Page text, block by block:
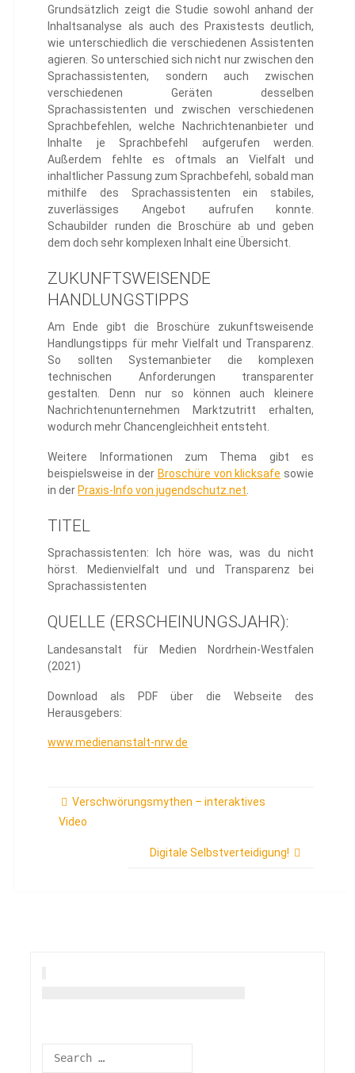
Grundsätzlich zeigt die Studie sowohl anhand der
Inhaltsanalyse als auch des Praxistests deutlich,
wie unterschiedlich die verschiedenen Assistenten
agieren. So unterschied sich nicht nur zwischen den
Sprachassistenten, sondern auch zwischen
verschiedenen Geräten desselben
Sprachassistenten und zwischen verschiedenen
Sprachbefehlen, welche Nachrichtenanbieter und
Inhalte je Sprachbefehl aufgerufen werden.
Außerdem fehlte es oftmals an Vielfalt und
inhaltlicher Passung zum Sprachbefehl, sobald man
mithilfe des Sprachassistenten ein stabiles,
zuverlässiges Angebot aufrufen konnte.
Schaubilder runden die Broschüre ab und geben
dem doch sehr komplexen Inhalt eine Übersicht.
ZUKUNFTSWEISENDE
HANDLUNGSTIPPS
Am Ende gibt die Broschüre zukunftsweisende
Handlungstipps für mehr Vielfalt und Transparenz.
So sollten Systemanbieter die komplexen
technischen Anforderungen transparenter
gestalten. Denn nur so können auch kleinere
Nachrichtenunternehmen Marktzutritt erhalten,
wodurch mehr Chancengleichheit entsteht.
Weitere Informationen zum Thema gibt es
beispielsweise in der Broschüre von klicksafe sowie
in der Praxis-Info von jugendschutz.net
TITEL
Sprachassistenten: Ich höre was, was du nicht
hörst. Medienvielfalt und und Transparenz bei
Sprachassistenten
QUELLE (ERSCHEINUNGSJAHR):
Landesanstalt für Medien Nordrhein-Westfalen
(2021)
Download als PDF über die Webseite des
Herausgebers:
www.medienanstalt-nrw.de
Verschwörungsmythen – interaktives
Video
Digitale Selbstverteidigung!